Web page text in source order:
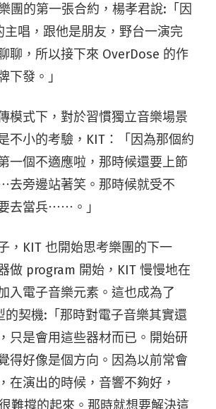
團的第一張合約，楊孝君說:「因
主唱，跟他是朋友，野台一演完
聊，所以接下來 OverDose 的作
下發。」
模式下，對於習慣獨立音樂場景
不小的考驗，KIT：「因為那個約
一個不適應啦，那時候還要上節
旁邊站著笑。那時候就受不
去當兵⋯⋯。」
，KIT 也開始思考樂團的下一
做 program 開始，KIT 慢慢地在
入電子音樂元素。這也成為了
的契機:「那時對電子音樂其實還
只是會用這些器材而已。開始研
得好像是個方向。因為以前常會
在演出的時候，音響不夠好，
難撐的起來。那時就想要解決這